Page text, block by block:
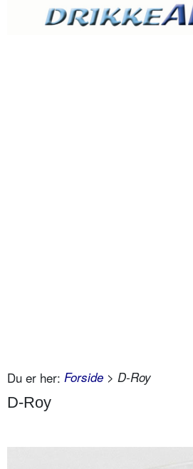
Du er her: Forside > D-Roy
D-Roy